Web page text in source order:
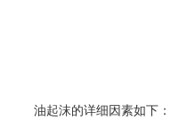
油起沫的详细因素如下：